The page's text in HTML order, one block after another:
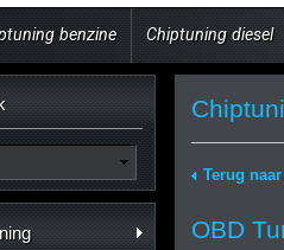
benzine Chiptuning diesel
Terug
OBD